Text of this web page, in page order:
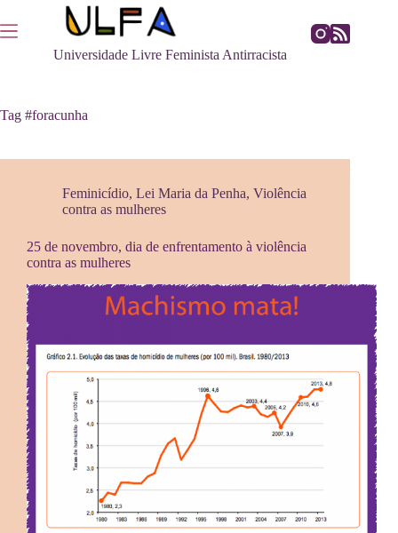
para
o
Universidade Livre Feminista Antirracista
Tag #foracunha
Feminicídio, Lei Maria da Penha, Violência
contra as mulheres
25 de novembro, dia de enfrentamento à violência
contra as mulheres